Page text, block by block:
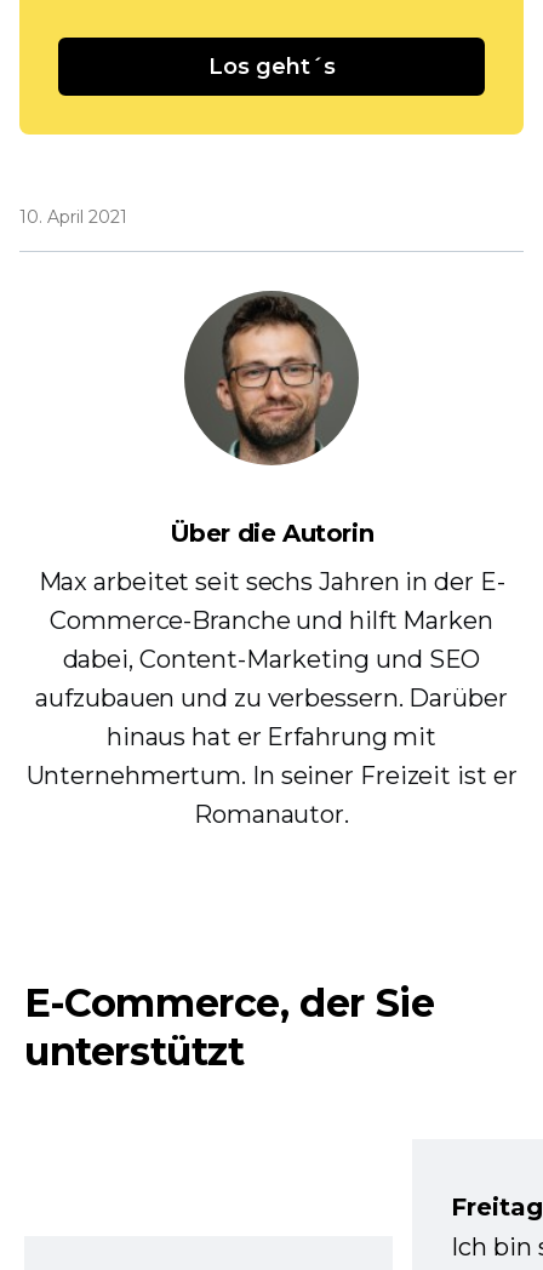
Los geht´s
10. April 2021
Über die Autorin
Max arbeitet seit sechs Jahren in der E-
Commerce-Branche und hilft Marken
dabei, Content-Marketing und SEO
aufzubauen und zu verbessern. Darüber
hinaus hat er Erfahrung mit
Unternehmertum. In seiner Freizeit ist er
Romanautor.
E-Commerce, der Sie
unterstützt
Ich bin